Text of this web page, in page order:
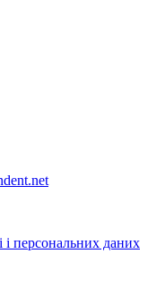
і персональних даних